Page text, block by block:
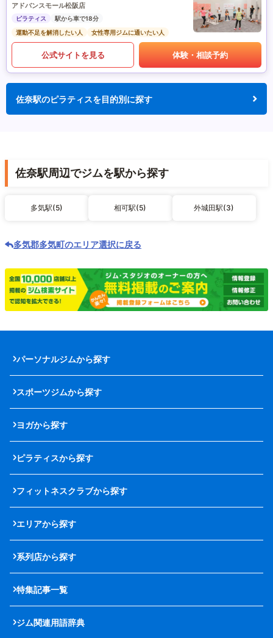
アドバンスモール松阪店
ピラティス
駅から車で18分
運動不足を解消したい人
女性専用ジムに通いたい人
公式サイトを見る 体験・相談予約
佐奈駅のピラティスを目的別に探す
佐奈駅周辺でジムを駅から探す
多気駅(5) 相可駅(5) 外城田駅(3)
多気郡多気町のエリア選択に戻る
パーソナルジムから探す
スポーツジムから探す
ヨガから探す
ピラティスから探す
フィットネスクラブから探す
エリアから探す
系列店から探す
特集記事一覧
ジム関連用語辞典